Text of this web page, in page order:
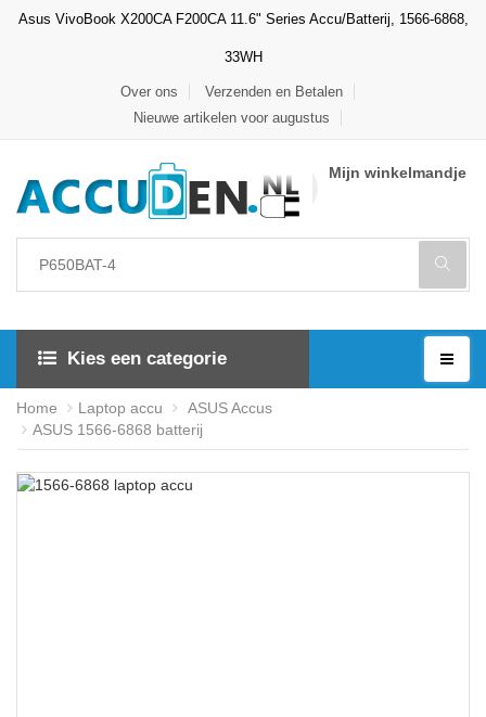
Asus VivoBook X200CA F200CA 11.6" Series Accu/Batterij, 1566-6868,
33WH
Over ons
Verzenden en Betalen
Nieuwe artikelen voor augustus
Mijn winkelmandje
Kies een categorie
Home Laptop accu
ASUS Accus
ASUS 1566-6868 batterij